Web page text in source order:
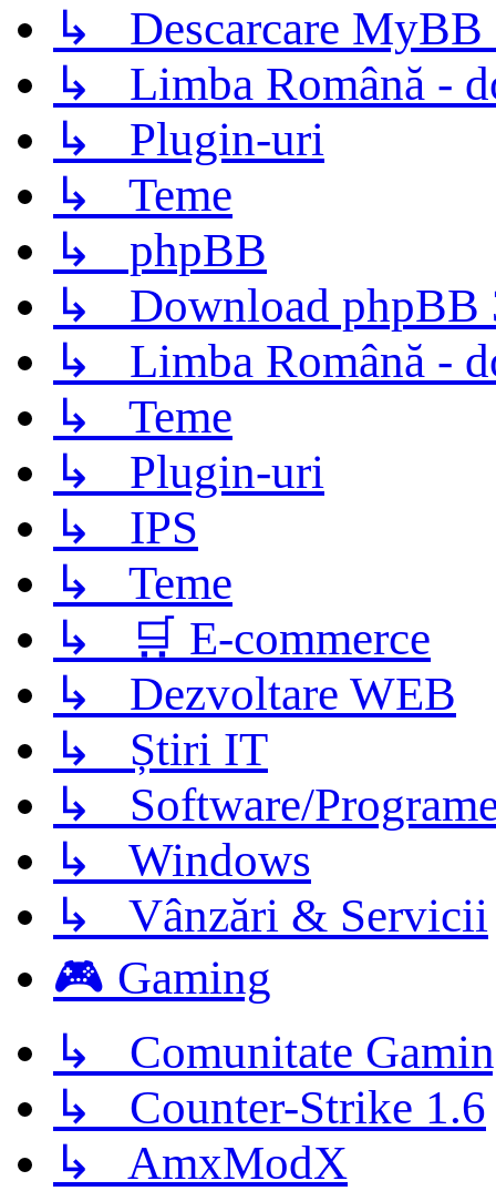
↳ Descarcare MyBB
↳ Limba Română -
↳ Plugin-uri
↳ Teme
↳ phpBB
↳ Download phpBB
↳ Limba Română -
↳ Teme
↳ Plugin-uri
↳ IPS
↳ Teme
↳ 🛒 E-commerce
↳ Dezvoltare WEB
↳ Știri IT
↳ Software/
↳ Windows
↳ Vânzări & Servicii
🎮 Gaming
↳ Comunitate
↳ Counter-Strike 1.6
↳ AmxModX